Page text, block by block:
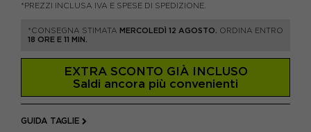
*PREZZI INCLUSA IVA E SPESE DI SPEDIZIONE.
*CONSEGNA STIMATA MERCOLEDÌ 12 AGOSTO.
ORDINA ENTRO
18 ORE E 11 MIN.
EXTRA SCONTO GIÀ INCLUSO
Saldi ancora più convenienti
GUIDA TAGLIE